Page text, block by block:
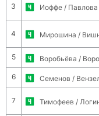
3 Иоффе / Павлова
4 Мирошина /
5 Воробьёва /
6 Семенов /
7 Тимофеев /